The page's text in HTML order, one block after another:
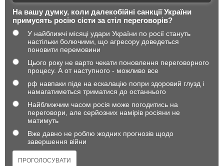
На вашу думку, коли далекобійні санкції України
примусять росію сісти за стіл переговорів?
У найближчі місяці удари України по росії стануть
настільки болючими, що агресору доведеться
поновити перемовини
Цього року не варто чекати поновлення переговорного
процесу. А от наступного - можливо все
рф навпаки піде на ескалацію попри здоровий глузд і
намагатиметься триматися до останнього
Найближчим часом росія може погодитись на
переговори, але серйозних намірів росіяни не
матимуть
Вже давно не роблю жодних прогнозів щодо
завершення війни